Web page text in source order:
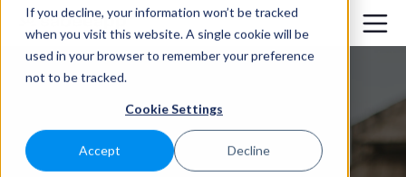
If you decline, your information won’t be tracked
when you visit this website. A single cookie will be
used in your browser to remember your preference
not to be tracked.
Cookie Settings
Accept Decline